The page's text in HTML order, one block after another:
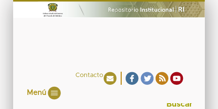
Contacto
Menú
Buscar